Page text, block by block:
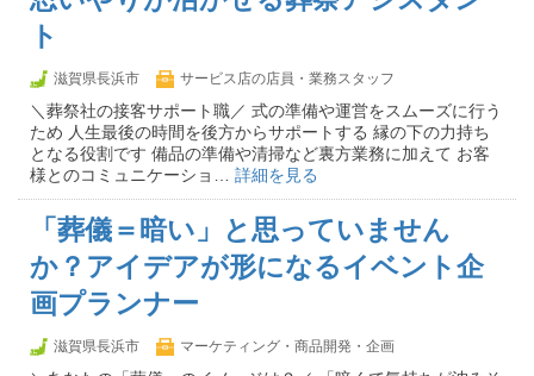
ト
滋賀県長浜市 サービス店の店員・業務スタッフ
＼葬祭社の接客サポート職／ 式の準備や運営をスムーズに行う
ため 人生最後の時間を後方からサポートする 縁の下の力持ち
となる役割です 備品の準備や清掃など裏方業務に加えて お客
様とのコミュニケーショ… 詳細を見る
「葬儀＝暗い」と思っていません
か？アイデアが形になるイベント企
画プランナー
滋賀県長浜市 マーケティング・商品開発・企画